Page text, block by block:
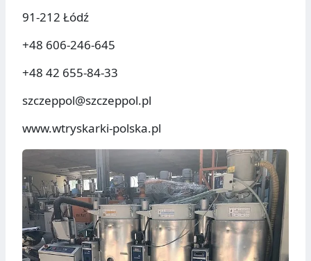
91-212 Łódź
+48 606-246-645
+48 42 655-84-33
szczeppol@szczeppol.pl
www.wtryskarki-polska.pl